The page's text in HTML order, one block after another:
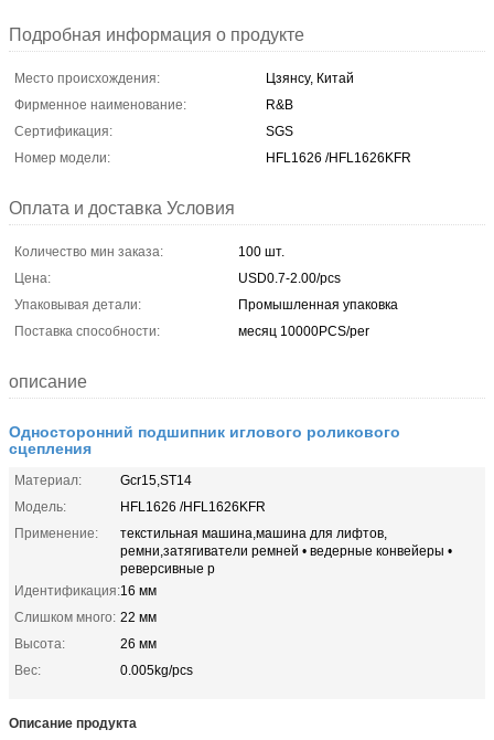
Подробная информация о продукте
Место происхождения:
Цзянсу, Китай
Фирменное наименование:
R&B
Сертификация:
SGS
Номер модели:
HFL1626 /HFL1626KFR
Оплата и доставка Условия
Количество мин заказа:
100 шт.
Цена:
USD0.7-2.00/pcs
Упаковывая детали:
Промышленная упаковка
Поставка способности:
месяц 10000PCS/per
описание
Односторонний подшипник иглового роликового
сцепления
Материал:
Gcr15,ST14
Модель:
HFL1626 /HFL1626KFR
Применение:
текстильная машина,машина для лифтов,
ремни,затягиватели ремней • ведерные конвейеры •
реверсивные р
Идентификация:16 мм
Слишком много: 22 мм
Высота:
26 мм
Вес:
0.005kg/pcs
Описание продукта